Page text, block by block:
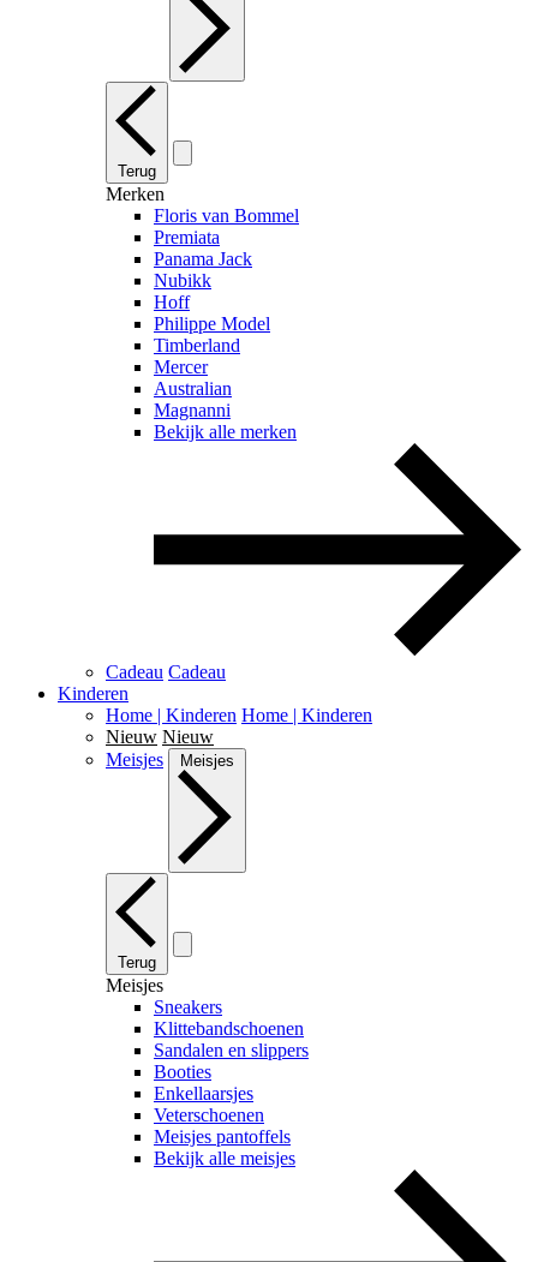
Terug
Merken
Floris van Bommel
Premiata
Panama Jack
Nubikk
Hoff
Philippe Model
Timberland
Mercer
Australian
Magnanni
Bekijk alle merken
Cadeau Cadeau
Kinderen
Home | Kinderen Home | Kinderen
Nieuw Nieuw
Meisjes
Meisjes
Terug
Meisjes
Sneakers
Klittebandschoenen
Sandalen en slippers
Booties
Enkellaarsjes
Veterschoenen
Meisjes pantoffels
Bekijk alle meisjes